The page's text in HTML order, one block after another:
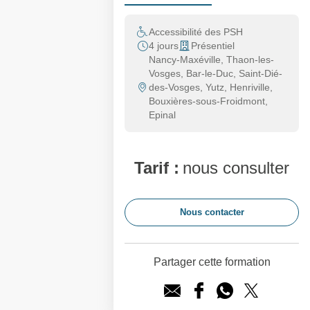
Accessibilité des PSH
4 jours
Présentiel
Nancy-Maxéville, Thaon-les-
Vosges, Bar-le-Duc, Saint-Dié-
des-Vosges, Yutz, Henriville,
Bouxières-sous-Froidmont,
Epinal
Tarif : nous consulter
Nous contacter
Partager cette formation